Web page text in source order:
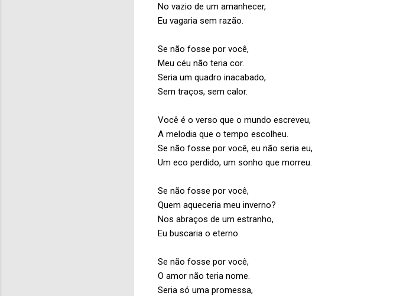
No vazio de um amanhecer,
Eu vagaria sem razão.
Se não fosse por você,
Meu céu não teria cor.
Seria um quadro inacabado,
Sem traços, sem calor.
Você é o verso que o mundo escreveu,
A melodia que o tempo escolheu.
Se não fosse por você, eu não seria eu,
Um eco perdido, um sonho que morreu.
Se não fosse por você,
Quem aqueceria meu inverno?
Nos abraços de um estranho,
Eu buscaria o eterno.
Se não fosse por você,
O amor não teria nome.
Seria só uma promessa,